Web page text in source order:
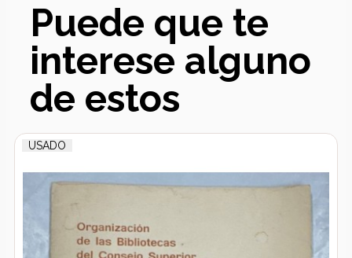
Puede que te
interese alguno
de estos
USADO